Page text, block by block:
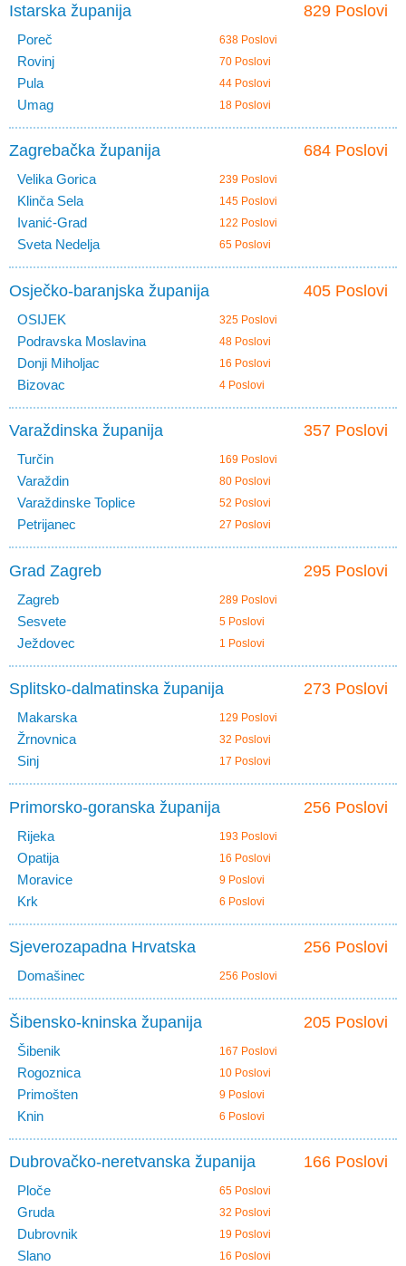
829 Poslovi
Istarska županija
Poreč 638 Poslovi
Rovinj 70 Poslovi
Pula 44 Poslovi
Umag 18 Poslovi
684 Poslovi
Zagrebačka županija
Velika Gorica 239 Poslovi
Klinča Sela 145 Poslovi
Ivanić-Grad 122 Poslovi
Sveta Nedelja 65 Poslovi
405 Poslovi
Osječko-baranjska županija
OSIJEK 325 Poslovi
Podravska Moslavina 48 Poslovi
Donji Miholjac 16 Poslovi
Bizovac 4 Poslovi
357 Poslovi
Varaždinska županija
Turčin 169 Poslovi
Varaždin 80 Poslovi
Varaždinske Toplice 52 Poslovi
Petrijanec 27 Poslovi
295 Poslovi
Grad Zagreb
Zagreb 289 Poslovi
Sesvete 5 Poslovi
Ježdovec 1 Poslovi
273 Poslovi
Splitsko-dalmatinska županija
Makarska 129 Poslovi
Žrnovnica 32 Poslovi
Sinj 17 Poslovi
256 Poslovi
Primorsko-goranska županija
Rijeka 193 Poslovi
Opatija 16 Poslovi
Moravice 9 Poslovi
Krk 6 Poslovi
256 Poslovi
Sjeverozapadna Hrvatska
Domašinec 256 Poslovi
205 Poslovi
Šibensko-kninska županija
Šibenik 167 Poslovi
Rogoznica 10 Poslovi
Primošten 9 Poslovi
Knin 6 Poslovi
166 Poslovi
Dubrovačko-neretvanska županija
Ploče 65 Poslovi
Gruda 32 Poslovi
Dubrovnik 19 Poslovi
Slano 16 Poslovi